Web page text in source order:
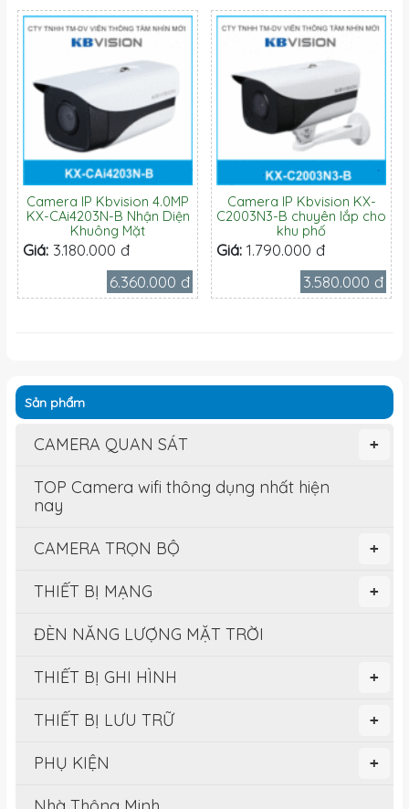
Camera IP Kbvision 4.0MP
KX-CAi4203N-B Nhận Diện
Khuông Mặt
Giá: 3.180.000 đ
6.360.000 đ
Camera IP Kbvision KX-
C2003N3-B chuyên lắp cho
khu phố
Giá: 1.790.000 đ
3.580.000 đ
Sản phẩm
+
CAMERA QUAN SÁT
TOP Camera wifi thông dụng nhất hiện
nay
+
CAMERA TRỌN BỘ
+
THIẾT BỊ MẠNG
ĐÈN NĂNG LƯỢNG MẶT TRỜI
+
THIẾT BỊ GHI HÌNH
+
THIẾT BỊ LƯU TRỮ
+
PHỤ KIỆN